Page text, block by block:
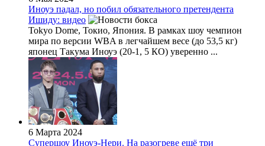
Иноуэ падал, но побил обязательного претендента
Ишиду: видео
Tokyo Dome, Токио, Япония. В рамках шоу чемпион
мира по версии WBA в легчайшем весе (до 53,5 кг)
японец Такума Иноуэ (20-1, 5 КО) уверенно ...
6 Марта 2024
Супершоу Иноуэ-Нери. На разогреве ещё три